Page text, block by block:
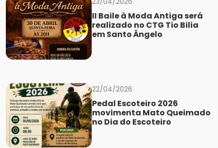
II Baile à Moda Antiga será
realizado no CTG Tio Bilia
em Santo Ângelo
22/04/2026
Pedal Escoteiro 2026
movimenta Mato Queimado
no Dia do Escoteiro